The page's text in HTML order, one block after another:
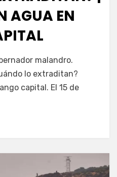
AGUA EN
malandro.
lo extraditan?
capital. El 15 de